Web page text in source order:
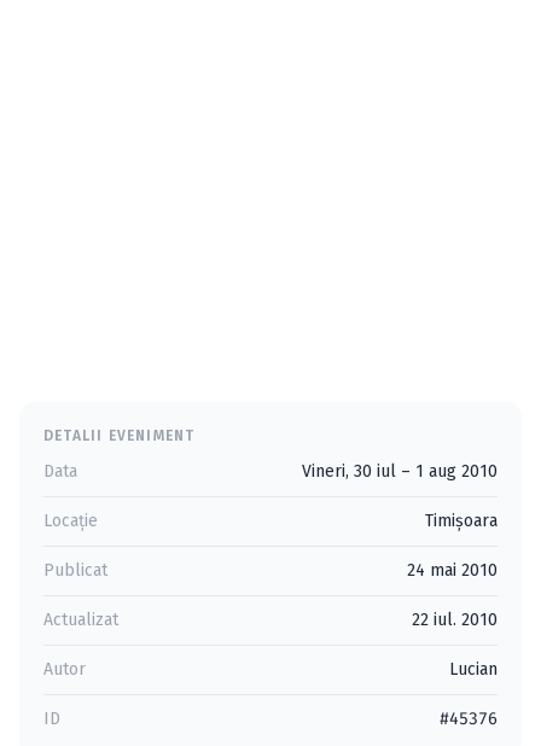
DETALII EVENIMENT
Data Vineri, 30 iul – 1 aug 2010
Locație Timişoara
Publicat 24 mai 2010
Actualizat 22 iul. 2010
Autor Lucian
ID #45376